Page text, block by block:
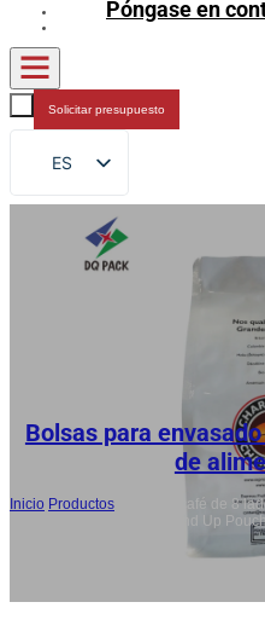
Póngase en
Solicitar presupuesto
ES
EN
Bolsas para
de
Inicio Productos
Bolsa de café de 8
desgasificación , 500g Stand Up